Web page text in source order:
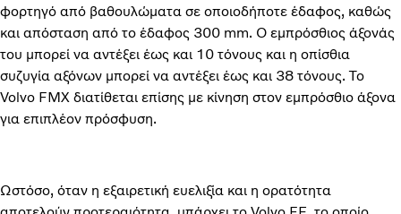
φορτηγό από βαθουλώματα σε οποιοδήποτε έδαφος, καθώς
και απόσταση από το έδαφος 300 mm. Ο εμπρόσθιος άξονάς
του μπορεί να αντέξει έως και 10 τόνους και η οπίσθια
συζυγία αξόνων μπορεί να αντέξει έως και 38 τόνους. Το
Volvo FMX διατίθεται επίσης με κίνηση στον εμπρόσθιο άξονα
για επιπλέον πρόσφυση.
Ωστόσο, όταν η εξαιρετική ευελιξία και η ορατότητα